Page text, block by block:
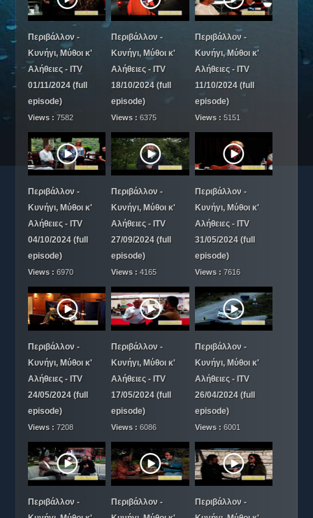
Περιβάλλον - Κυνήγι, Μύθοι και Αλήθειες
Παρέα με την Αθηνά
REPLAY
ΠΕΡΙΣΚΟΠΙΟ
Escapers
ΑΓΡΟΤΟΡΑΜΑ
Αναζητώντας τις Ρίζες μας
Μεταξύ μας
Με τη Ματιά της Αγγελικής
ΑΛΑΝΑ
Έκθεσις
Sport Club
Press-A
Υγεία και Διατροφή
ΔΙΑΦΟΡΑ
Διάφορα itv
Διαφημιστικά itv
ΑΡΧΕΙΟ
Μυθιστορίες
ΕΠΙΚΟΙΝΩΝΙΑ
Περιβάλλον -
Κυνήγι, Μύθοι κ'
Αλήθειες - ITV
01/11/2024 (full
episode)
Views : 7582
Περιβάλλον -
Κυνήγι, Μύθοι κ'
Αλήθειες - ITV
18/10/2024 (full
episode)
Views :6375
Περιβάλλον -
Κυνήγι, Μύθοι κ'
Αλήθειες - ITV
11/10/2024 (full
episode)
Views : 5151
Περιβάλλον -
Κυνήγι, Μύθοι κ'
Αλήθειες - ITV
04/10/2024 (full
episode)
Views : 6970
Περιβάλλον -
Κυνήγι, Μύθοι κ'
Αλήθειες - ITV
27/09/2024 (full
episode)
Views :4165
Περιβάλλον -
Κυνήγι, Μύθοι κ'
Αλήθειες - ITV
31/05/2024 (full
episode)
Views : 7616
Περιβάλλον -
Κυνήγι, Μύθοι κ'
Αλήθειες - ITV
24/05/2024 (full
episode)
Views : 7208
Περιβάλλον -
Κυνήγι, Μύθοι κ'
Αλήθειες - ITV
17/05/2024 (full
episode)
Views :6086
Περιβάλλον -
Κυνήγι, Μύθοι κ'
Αλήθειες - ITV
26/04/2024 (full
episode)
Views : 6001
Περιβάλλον -
Περιβάλλον -
Περιβάλλον -